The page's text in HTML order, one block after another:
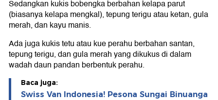
Sedangkan kukis bobengka berbahan kelapa parut
(biasanya kelapa mengkal), tepung terigu atau ketan, gula
merah, dan kayu manis.
Ada juga kukis tetu atau kue perahu berbahan santan,
tepung terigu, dan gula merah yang dikukus di dalam
wadah daun pandan berbentuk perahu.
Baca juga:
Swiss Van Indonesia! Pesona Sungai Binuanga